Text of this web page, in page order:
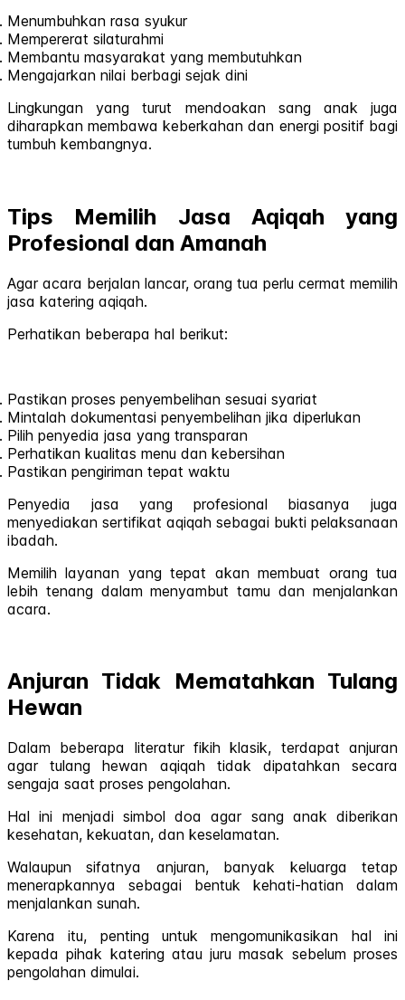
Menumbuhkan rasa syukur
Mempererat silaturahmi
Membantu masyarakat yang membutuhkan
Mengajarkan nilai berbagi sejak dini
Lingkungan yang turut mendoakan sang anak juga
diharapkan membawa keberkahan dan energi positif bagi
tumbuh kembangnya.
Tips Memilih Jasa Aqiqah yang
Profesional dan Amanah
Agar acara berjalan lancar, orang tua perlu cermat memilih
jasa katering aqiqah.
Perhatikan beberapa hal berikut:
Pastikan proses penyembelihan sesuai syariat
Mintalah dokumentasi penyembelihan jika diperlukan
Pilih penyedia jasa yang transparan
Perhatikan kualitas menu dan kebersihan
Pastikan pengiriman tepat waktu
Penyedia jasa yang profesional biasanya juga
menyediakan sertifikat aqiqah sebagai bukti pelaksanaan
ibadah.
Memilih layanan yang tepat akan membuat orang tua
lebih tenang dalam menyambut tamu dan menjalankan
acara.
Anjuran Tidak Mematahkan Tulang
Hewan
Dalam beberapa literatur fikih klasik, terdapat anjuran
agar tulang hewan aqiqah tidak dipatahkan secara
sengaja saat proses pengolahan.
Hal ini menjadi simbol doa agar sang anak diberikan
kesehatan, kekuatan, dan keselamatan.
Walaupun sifatnya anjuran, banyak keluarga tetap
menerapkannya sebagai bentuk kehati-hatian dalam
menjalankan sunah.
Karena itu, penting untuk mengomunikasikan hal ini
kepada pihak katering atau juru masak sebelum proses
pengolahan dimulai.